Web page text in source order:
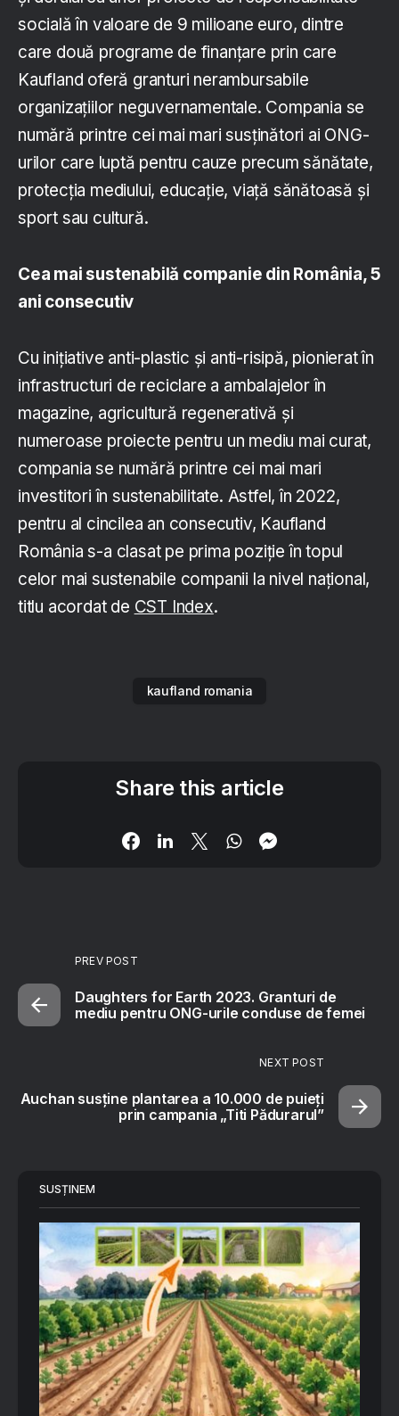
socială în valoare de 9 milioane euro, dintre
care două programe de finanțare prin care
Kaufland oferă granturi nerambursabile
organizațiilor neguvernamentale. Compania se
numără printre cei mai mari susținători ai ONG-
urilor care luptă pentru cauze precum sănătate,
protecția mediului, educație, viață sănătoasă și
sport sau cultură.
Cea mai sustenabilă companie din România, 5
ani consecutiv
Cu inițiative anti-plastic și anti-risipă, pionierat în
infrastructuri de reciclare a ambalajelor în
magazine, agricultură regenerativă și
numeroase proiecte pentru un mediu mai curat,
compania se numără printre cei mai mari
investitori în sustenabilitate. Astfel, în 2022,
pentru al cincilea an consecutiv, Kaufland
România s-a clasat pe prima poziție în topul
celor mai sustenabile companii la nivel național,
titlu acordat de CST Index.
kaufland romania
Share this article
PREV POST
Daughters for Earth 2023. Granturi de
mediu pentru ONG-urile conduse de femei
NEXT POST
Auchan susține plantarea a 10.000 de puieți
prin campania „Titi Pădurarul”
SUSȚINEM